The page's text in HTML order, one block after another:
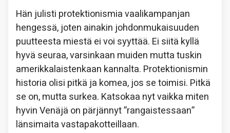
Hän julisti protektionismia vaalikampanjan
hengessä, joten ainakin johdonmukaisuuden
puutteesta miestä ei voi syyttää. Ei siitä kyllä
hyvä seuraa, varsinkaan muiden mutta tuskin
amerikkalaistenkaan kannalta. Protektionismin
historia olisi pitkä ja komea, jos se toimisi. Pitkä
se on, mutta surkea. Katsokaa nyt vaikka miten
hyvin Venäjä on pärjännyt ”rangaistessaan”
länsimaita vastapakotteillaan.